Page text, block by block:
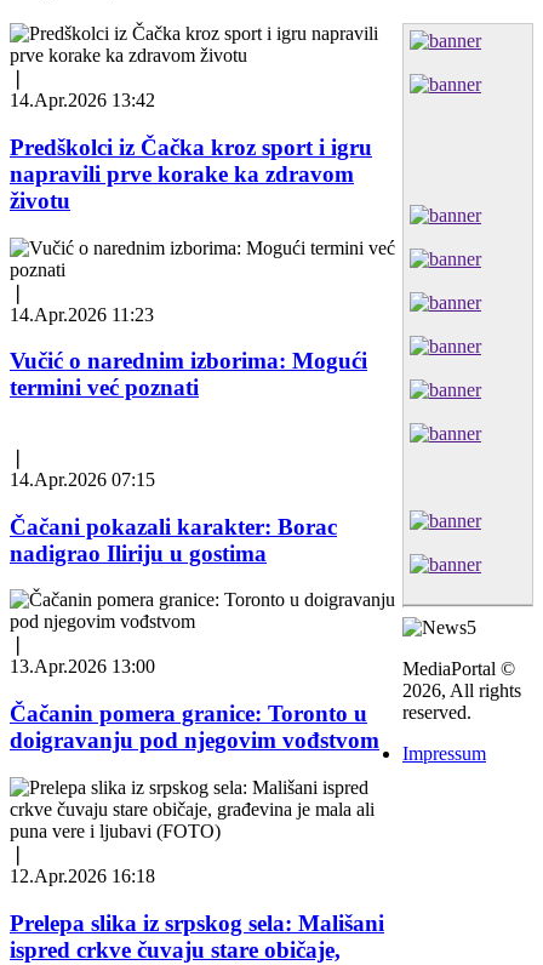
14.Apr.2026 13:42
Predškolci iz Čačka kroz sport i igru
napravili prve korake ka zdravom
životu
14.Apr.2026 11:23
Vučić o narednim izborima: Mogući
termini već poznati
14.Apr.2026 07:15
Čačani pokazali karakter: Borac
nadigrao Iliriju u gostima
13.Apr.2026 13:00
Čačanin pomera granice: Toronto u
doigravanju pod njegovim vođstvom
12.Apr.2026 16:18
Prelepa slika iz srpskog sela: Mališani
ispred crkve čuvaju stare običaje,
MediaPortal ©
2026, All rights
reserved.
Impressum